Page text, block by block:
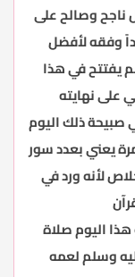
ناجح وصالح على
وفقه لأفضل
يفتتح في هذا
على نهايته
صبيحة ذلك اليوم
يعني بعدد سور
لأنه ورد في
اليوم صلاة
وسلم لعمه